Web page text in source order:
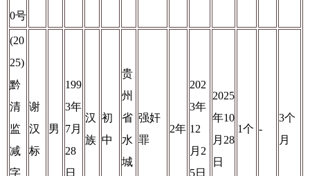
0号
(20
25)
黔
清
监
减
字
谢
汉
标
男
199
3年
7月
28
日
汉
族
初
中
贵
州
省
水
城
强奸
罪
2年
202
3年
12
月2
5日
2025
年10
月28
日
1个 -
3个
月